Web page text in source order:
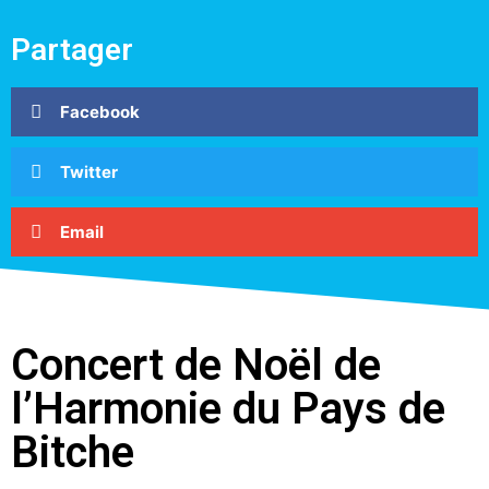
Partager
Facebook
Twitter
Email
Concert de Noël de
l’Harmonie du Pays de
Bitche